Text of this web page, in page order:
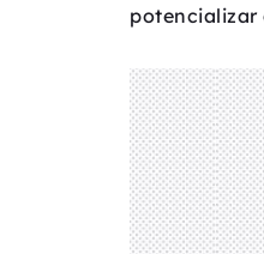
potencializar